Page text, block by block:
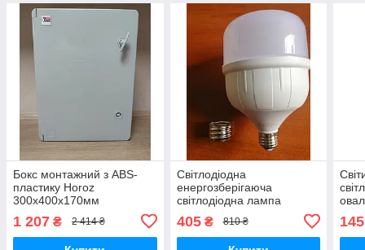
Бокс монтажний з ABS-
пластику Horoz
300х400х170мм
(800х700х003) IP65 сірий
1 207 ₴ 2 414 ₴
Світлодіодна
енергозберігаюча
світлодіодна лампа
405₴ 810 ₴ 145